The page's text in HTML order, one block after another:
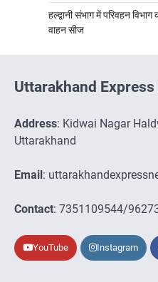
हल्द्वानी संभाग में परिवहन
वाहन सीज
Uttarakhand Express
Address: Kidwai Nagar
Uttarakhand
Email:
Contact: 7351109544/
YouTube Instagram